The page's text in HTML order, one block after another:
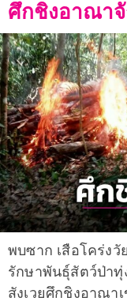
ศึกชิงอาณา
พบซาก เสือโคร่งวั
รักษาพันธุ์สัตว์ป่า
สังเวยศึกชิงอาณา